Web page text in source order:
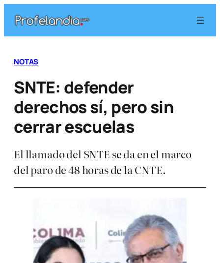
contenido
NOTAS
SNTE: defender
derechos sí, pero sin
cerrar escuelas
El llamado del SNTE se da en el marco
del paro de 48 horas de la CNTE.